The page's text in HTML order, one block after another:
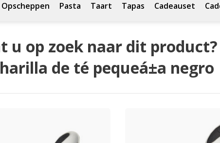
Opscheppen Pasta Taart Tapas Cadeauset
u op zoek naar dit product?
de té pequeá±a negro